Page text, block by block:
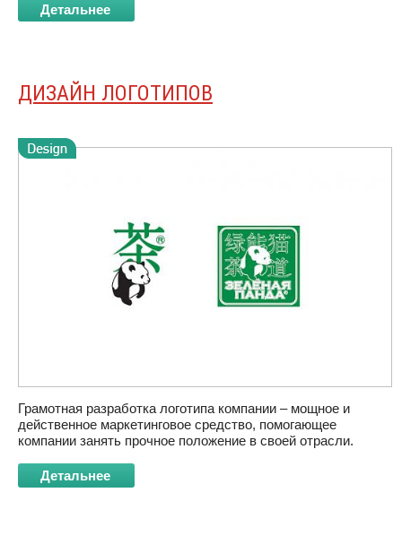
Детальнее
ДИЗАЙН ЛОГОТИПОВ
Грамотная разработка логотипа компании – мощное и
действенное маркетинговое средство, помогающее
компании занять прочное положение в своей отрасли.
Детальнее